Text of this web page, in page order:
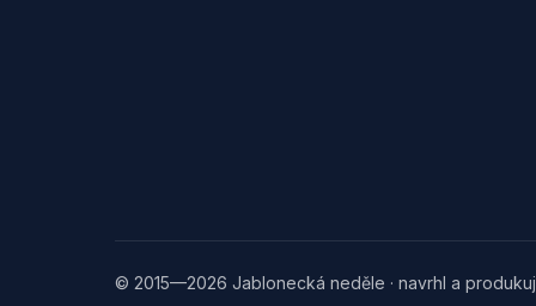
© 2015—2026 Jablonecká neděle · navrhl a